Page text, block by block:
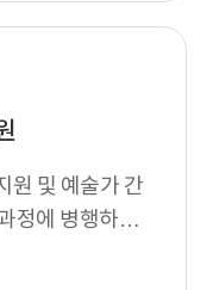
원 및 예술가 간
정에 병행하여